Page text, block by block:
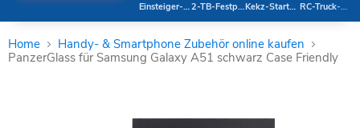
RC-Truck-Deal
Kekz-Starterset
2-TB-Festplatte
Einsteiger-Handy
Home
Handy- & Smartphone Zubehör online kaufen
PanzerGlass für Samsung Galaxy A51 schwarz Case Friendly